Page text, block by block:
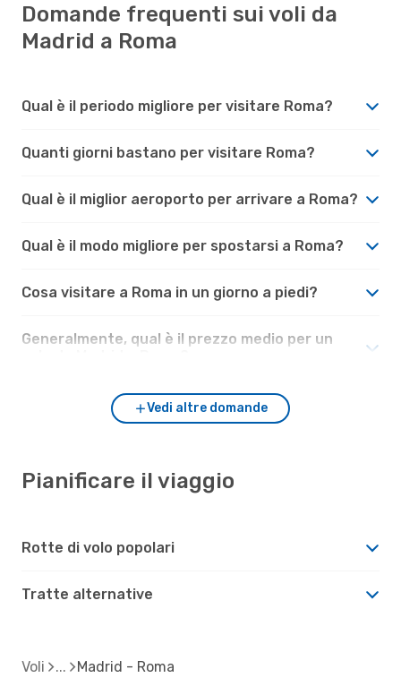
Domande frequenti sui voli da
Madrid a Roma
Qual è il periodo migliore per visitare Roma?
Quanti giorni bastano per visitare Roma?
Qual è il miglior aeroporto per arrivare a Roma?
Qual è il modo migliore per spostarsi a Roma?
Cosa visitare a Roma in un giorno a piedi?
Generalmente, qual è il prezzo medio per un
Vedi altre domande
Pianificare il viaggio
Rotte di volo popolari
Tratte alternative
Voli Madrid - Roma